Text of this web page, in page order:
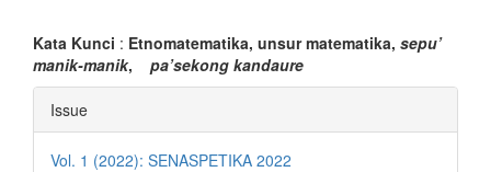
Kata Kunci : Etnomatematika, unsur matematika, sepu’
manik-manik, pa’sekong kandaure
Article
Details
Issue
Vol. 1 (2022): SENASPETIKA 2022